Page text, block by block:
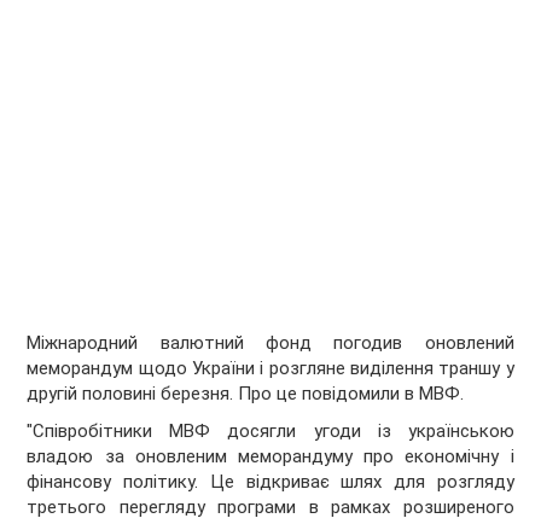
Міжнародний валютний фонд погодив оновлений
меморандум щодо України і розгляне виділення траншу у
другій половині березня. Про це повідомили в МВФ.
"Співробітники МВФ досягли угоди із українською
владою за оновленим меморандуму про економічну і
фінансову політику. Це відкриває шлях для розгляду
третього перегляду програми в рамках розширеного